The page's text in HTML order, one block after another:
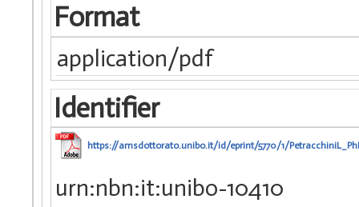
Format
application/pdf
Identifier
https://amsdottorato.unibo.it/id/eprint/5770/1/
urn:nbn:it:unibo-10410